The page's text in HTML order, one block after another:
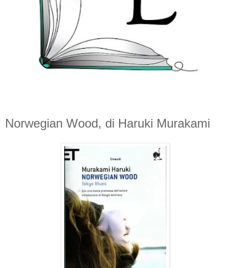
Norwegian Wood, di Haruki Murakami